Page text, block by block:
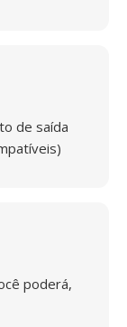
de saída
poderá,